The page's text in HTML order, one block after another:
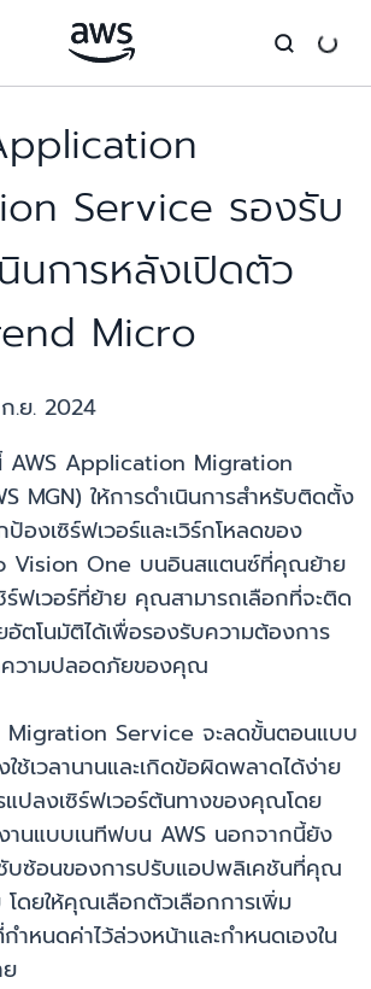
Service รองรับ
นการหลังเปิดตัว
Micro
.ย. 2024
AWS Application Migration
MGN) ให้การดำเนินการสำหรับติดตั้ง
ป้องเซิร์ฟเวอร์และเวิร์กโหลดของ
Vision One บนอินสแตนซ์ที่คุณย้าย
ร์ฟเวอร์ที่ย้าย คุณสามารถเลือกที่จะติด
อัตโนมัติได้เพื่อรองรับความต้องการ
ความปลอดภัยของคุณ
Service จะลดขั้นตอนแบบ
ช้เวลานานและเกิดข้อผิดพลาดได้ง่าย
แปลงเซิร์ฟเวอร์ต้นทางของคุณโดย
านแบบเนทีฟบน AWS นอกจากนี้ยัง
บซ้อนของการปรับแอปพลิเคชันที่คุณ
ดยให้คุณเลือกตัวเลือกการเพิ่ม
ำหนดค่าไว้ล่วงหน้าและกำหนดเองใน